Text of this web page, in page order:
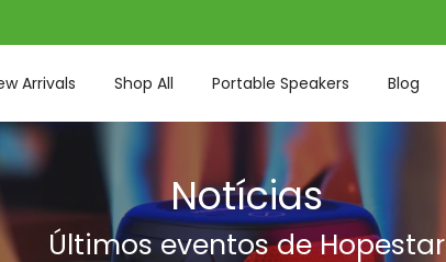
Arrivals Shop All Portable Speakers Blog
Notícias
Últimos eventos de Hopestar